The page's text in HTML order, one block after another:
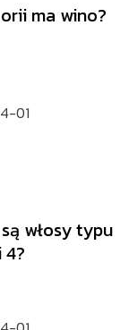
ma wino?
01
włosy typu
4?